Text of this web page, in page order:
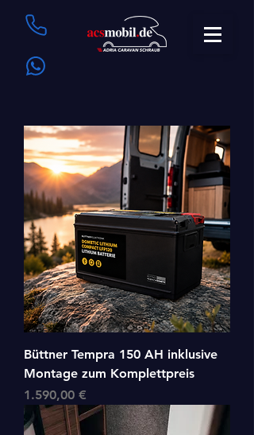
Büttner Tempra 150 AH inklusive
Montage zum Komplettpreis
Preis
1.590,00 €